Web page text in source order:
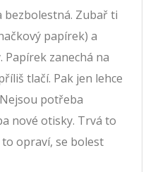
bezbolestná. Zubař ti
papírek) a
Papírek zanechá na
tlačí. Pak jen lehce
potřeba
nové otisky. Trvá to
opraví, se bolest